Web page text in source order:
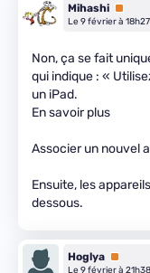
Mihashi Premium
Le 9 février à 18h27
Non, ça se fait
qui indique : «
un iPad.
En savoir plus
Associer un nouvel
Ensuite, les
dessous.
Hoglya Premium
Le 9 février à 21h38